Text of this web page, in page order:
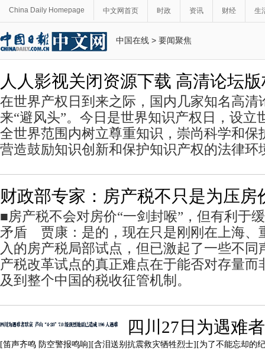
China Daily Homepage 中文网首页 时政 资讯 财经 生
中国在线 > 要闻聚焦
人人影视关闭资源下载 高清论坛
在世界产权日到来之际，国内几家知名高清
来“避风头”。今日是世界知识产权日，设立
全世界范围内树立尊重知识，崇尚科学和保
营造鼓励知识创新和保护知识产权的法律环
财政部专家：房产税不只是为压房
■房产税不会对房价“一剑封喉”，但有利于
矛盾 贾康：是的，现在只是刚刚在上海、
入的房产税局部试点，但已激起了一些不同
产税改革试点的真正难点在于能否对存量而
及到整个中国的税收征管机制。
四川27日为遇难
[笛声齐鸣 防空警报鸣响][含泪送别抗震救灾牺牲烈士][为了不能忘却的